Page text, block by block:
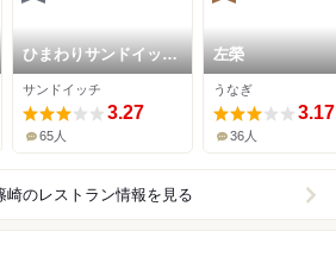
ひまわりサンドイッチ
東小松川店
サンドイッチ
3.27
65人
左榮
うなぎ
3.17
36人
崎のレストラン情報を見る